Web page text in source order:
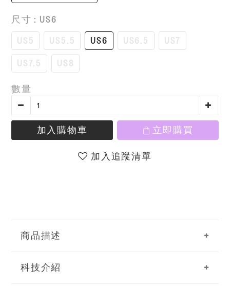
尺寸: US6
US5
US5.5 US6 US6.5
US7
US7.5
US8
數量
加入購物車 立即購買
加入追蹤清單
商品描述
科技介紹